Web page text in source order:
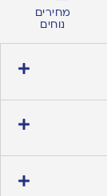
מחירים
נוחים